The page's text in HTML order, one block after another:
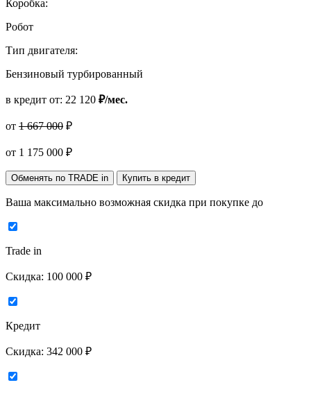
Коробка:
Робот
Тип двигателя:
Бензиновый турбированный
в кредит от: 22 120 ₽/мес.
от 1 667 000 ₽
от 1 175 000 ₽
Обменять по TRADE in Купить в кредит
Ваша максимально возможная скидка при покупке до
Trade in
Скидка: 100 000 ₽
Кредит
Скидка: 342 000 ₽